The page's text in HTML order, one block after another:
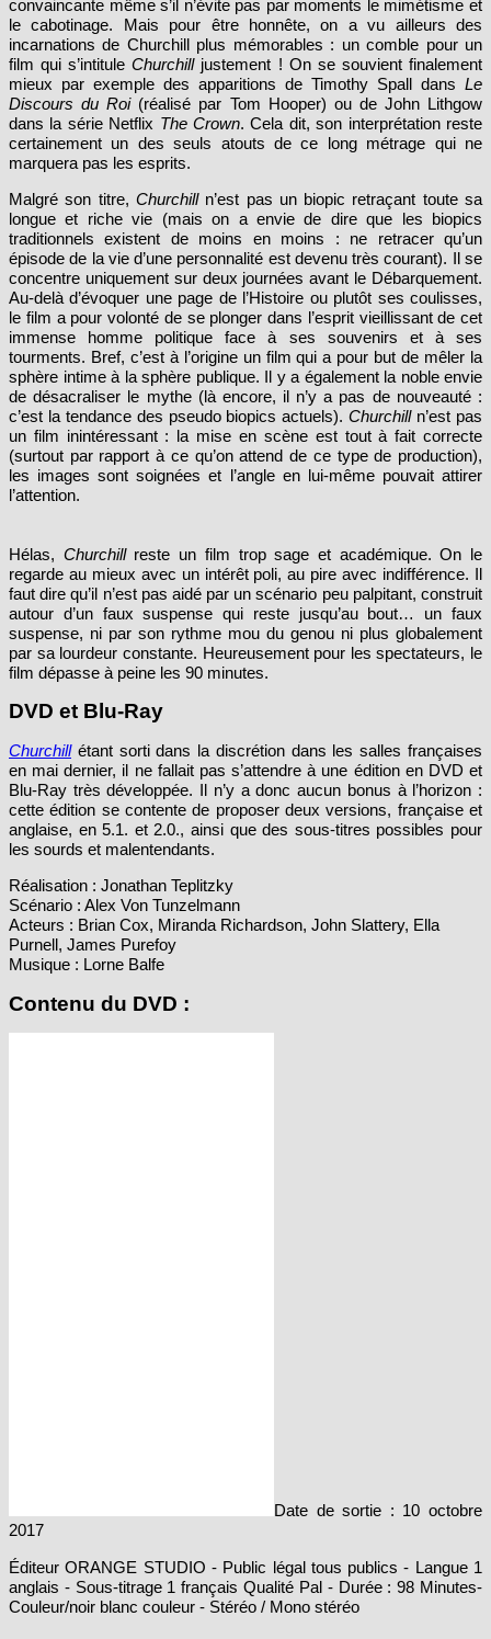
incarnations de Churchill plus mémorables : un comble pour un
film qui s’intituleChurchilljustement ! On se souvient finalement
mieux par exemple des apparitions de Timothy Spall dans Le
Discours du Roi (réalisé par Tom Hooper) ou de John Lithgow
dans la série Netflix The Crown. Cela dit, son interprétation reste
certainement un des seuls atouts de ce long métrage qui ne
marquera pas les esprits.
Malgré son titre, Churchill
longue et riche vie (mais on a envie de dire que les biopics
traditionnels existent de moins en moins : ne retracer qu’un
épisode de la vie d’une personnalité est devenu très courant). Il se
concentre uniquement sur deux journées avant le Débarquement.
Au-delà d’évoquer une page de l’Histoire ou plutôt ses coulisses,
le film a pour volonté de se plonger dans l’esprit vieillissant de cet
immense homme politique face à ses souvenirs et à ses
tourments. Bref, c’est à l’origine un film qui a pour but de mêler la
sphère intime à la sphère publique. Il y a également la noble envie
de désacraliser le mythe (là encore, il n’y a pas de nouveauté :
c’est la tendance des pseudo biopics actuels).Churchilln’est pas
un film inintéressant : la mise en scène est tout à fait correcte
(surtout par rapport à ce qu’on attend de ce type de production),
les images sont soignées et l’angle en lui-même pouvait attirer
l’attention.
regarde au mieux avec un intérêt poli, au pire avec indifférence. Il
faut dire qu’il n’est pas aidé par un scénario peu palpitant, construit
autour d’un faux suspense qui reste jusqu’au bout… un faux
suspense, ni par son rythme mou du genou ni plus globalement
par sa lourdeur constante. Heureusement pour les spectateurs, le
film dépasse à peine les 90 minutes.
DVD et Blu-Ray
Churchillétant sorti dans la discrétion dans les salles françaises
en mai dernier, il ne fallait pas s’attendre à une édition en DVD et
Blu-Ray très développée. Il n’y a donc aucun bonus à l’horizon :
cette édition se contente de proposer deux versions, française et
anglaise, en 5.1. et 2.0., ainsi que des sous-titres possibles pour
les sourds et malentendants.
Réalisation : Jonathan Teplitzky
Scénario : Alex Von Tunzelmann
Acteurs : Brian Cox, Miranda Richardson, John Slattery, Ella
Purnell, James Purefoy
Musique : Lorne Balfe
Contenu du DVD :
Éditeur ORANGE STUDIO - Public légal tous publics - Langue 1
anglais - Sous-titrage 1 français Qualité Pal - Durée : 98 Minutes-
Couleur/noir blanc couleur - Stéréo / Mono stéréo